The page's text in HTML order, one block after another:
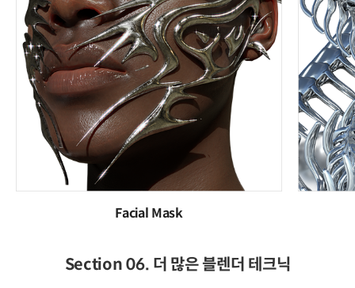
Facial Mask
Section 06. 더 많은 블렌더 테크닉